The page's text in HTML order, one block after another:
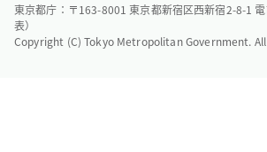
東京都庁：〒163-8001 東京都新宿区西新宿2-8-1
表）
Copyright (C) Tokyo Metropolitan Government.